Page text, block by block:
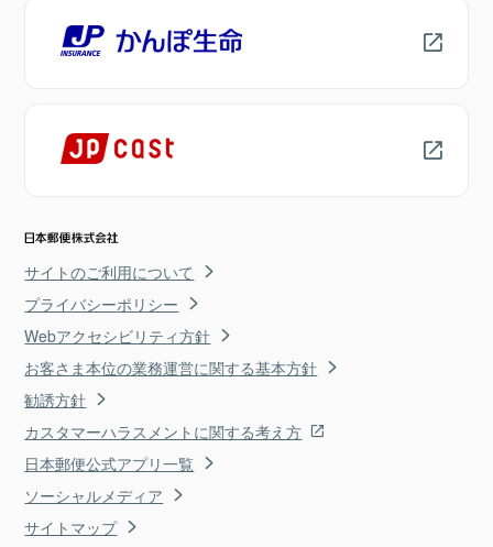
サイトのご利用について
プライバシーポリシー
Webアクセシビリティ方針
お客さま本位の業務運営に関する基本方針
勧誘方針
カスタマーハラスメントに関する考え方
日本郵便公式アプリ一覧
ソーシャルメディア
サイトマップ